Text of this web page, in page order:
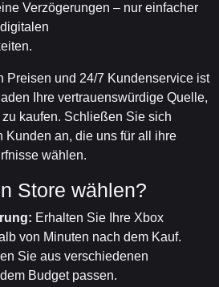
Verzögerungen – nur einfacher
Preisen und 24/7 Kundenservice ist
Ihre vertrauenswürdige Quelle,
kaufen. Schließen Sie sich
Kunden an, die uns für all ihre
wählen.
Store wählen?
Erhalten Sie Ihre Xbox
von Minuten nach dem Kauf.
Sie aus verschiedenen
Budget passen.